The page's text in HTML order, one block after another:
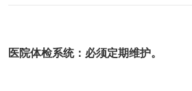
医院体检系统：必须定期维护。